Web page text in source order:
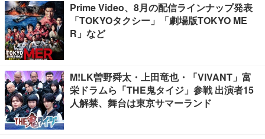
Prime Video、8月の配信ラインナップ発表
「TOKYOタクシー」「劇場版TOKYO ME
R」など
M!LK曽野舜太・上田竜也・「VIVANT」富
栄ドラムら「THE鬼タイジ」参戦 出演者15
人解禁、舞台は東京サマーランド